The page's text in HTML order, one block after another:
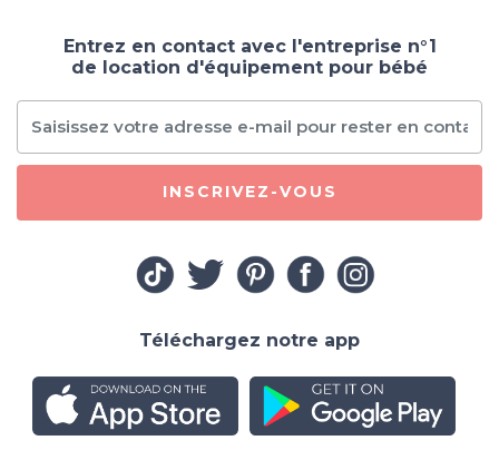
Entrez en contact avec l'entreprise n°1
de location d'équipement pour bébé
INSCRIVEZ-VOUS
Téléchargez notre app